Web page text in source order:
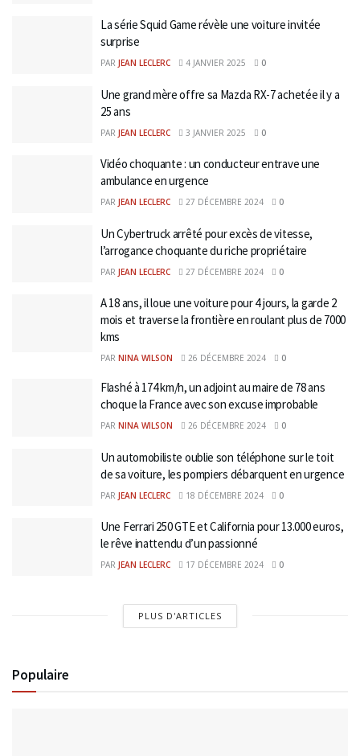
La série Squid Game révèle une voiture invitée
surprise
PAR JEAN LECLERC 4 JANVIER 2025 0
Une grand mère offre sa Mazda RX-7 achetée il y a
25 ans
PAR JEAN LECLERC 3 JANVIER 2025 0
Vidéo choquante : un conducteur entrave une
ambulance en urgence
PAR JEAN LECLERC 27 DÉCEMBRE 2024 0
Un Cybertruck arrêté pour excès de vitesse,
l’arrogance choquante du riche propriétaire
PAR JEAN LECLERC 27 DÉCEMBRE 2024 0
A 18 ans, il loue une voiture pour 4 jours, la garde 2
mois et traverse la frontière en roulant plus de 7000
kms
PAR NINA WILSON 26 DÉCEMBRE 2024 0
Flashé à 174 km/h, un adjoint au maire de 78 ans
choque la France avec son excuse improbable
PAR NINA WILSON 26 DÉCEMBRE 2024 0
Un automobiliste oublie son téléphone sur le toit
de sa voiture, les pompiers débarquent en urgence
PAR JEAN LECLERC 18 DÉCEMBRE 2024 0
Une Ferrari 250 GTE et California pour 13.000 euros,
le rêve inattendu d’un passionné
PAR JEAN LECLERC 17 DÉCEMBRE 2024 0
PLUS D'ARTICLES
Populaire